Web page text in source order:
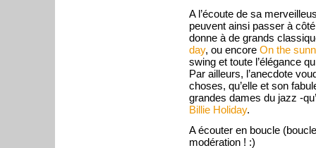
A l’écoute de sa
peuvent ainsi passer à
donne à de grands
day, ou encore On the
swing et toute l’élégance
Par ailleurs, l’anecdote
choses, qu’elle et son
grandes dames du jazz -
Billie Holiday.
A écouter en boucle
modération ! :)